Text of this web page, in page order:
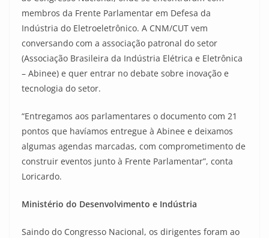
membros da Frente Parlamentar em Defesa da
Indústria do Eletroeletrônico. A CNM/CUT vem
conversando com a associação patronal do setor
(Associação Brasileira da Indústria Elétrica e Eletrônica
– Abinee) e quer entrar no debate sobre inovação e
tecnologia do setor.
“Entregamos aos parlamentares o documento com 21
pontos que havíamos entregue à Abinee e deixamos
algumas agendas marcadas, com comprometimento de
construir eventos junto à Frente Parlamentar”, conta
Loricardo.
Ministério do Desenvolvimento e Indústria
Saindo do Congresso Nacional, os dirigentes foram ao